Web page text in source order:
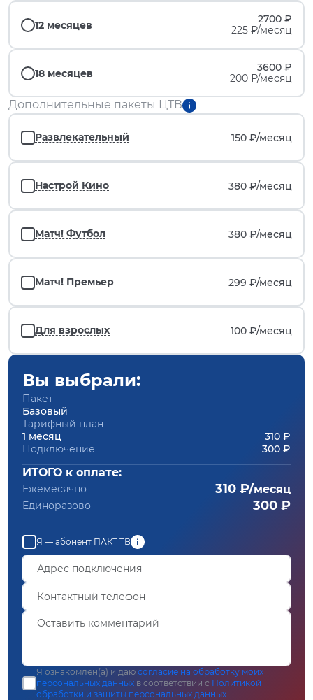
12 месяцев
2700 ₽
225 ₽/месяц
18 месяцев
3600 ₽
200 ₽/месяц
Дополнительные пакеты ЦТВ
Развлекательный 150 ₽/месяц
Настрой Кино 380 ₽/месяц
Матч! Футбол 380 ₽/месяц
Матч! Премьер 299 ₽/месяц
Для взрослых 100 ₽/месяц
Вы выбрали:
Пакет
Базовый
Тарифный план
1 месяц
310 ₽
Подключение
300 ₽
ИТОГО к оплате:
Ежемесячно 310 ₽/месяц
Единоразово 300 ₽
Я — абонент ПАКТ ТВ
Я ознакомлен(а) и даю согласие на обработку моих
персональных данных в соответствии с Политикой
обработки и защиты персональных данных